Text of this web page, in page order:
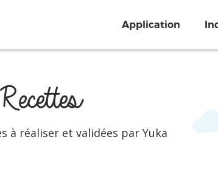
Application
Recettes
à réaliser et validées par Yuka